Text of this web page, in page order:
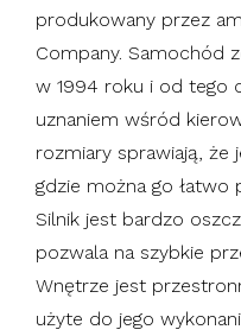
produkowany przez
Company. Samochód
w 1994 roku i od tego
uznaniem wśród
rozmiary sprawiają, że
gdzie można go łatwo
Silnik jest bardzo
pozwala na szybkie
Wnętrze jest
użyte do jego